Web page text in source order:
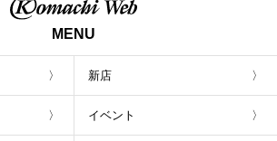
MENU
新店
イベント